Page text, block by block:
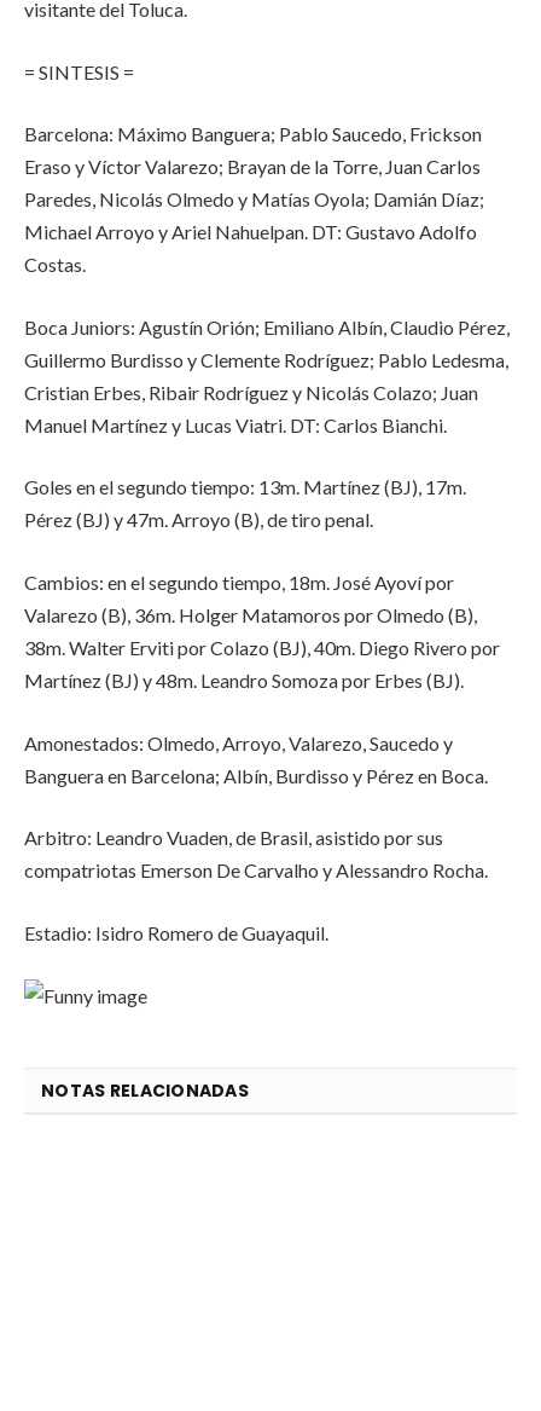
visitante del Toluca.
= SINTESIS =
Barcelona: Máximo Banguera; Pablo Saucedo, Frickson
Eraso y Víctor Valarezo; Brayan de la Torre, Juan Carlos
Paredes, Nicolás Olmedo y Matías Oyola; Damián Díaz;
Michael Arroyo y Ariel Nahuelpan. DT: Gustavo Adolfo
Costas.
Boca Juniors: Agustín Orión; Emiliano Albín, Claudio Pérez,
Guillermo Burdisso y Clemente Rodríguez; Pablo Ledesma,
Cristian Erbes, Ribair Rodríguez y Nicolás Colazo; Juan
Manuel Martínez y Lucas Viatri. DT: Carlos Bianchi.
Goles en el segundo tiempo: 13m. Martínez (BJ), 17m.
Pérez (BJ) y 47m. Arroyo (B), de tiro penal.
Cambios: en el segundo tiempo, 18m. José Ayoví por
Valarezo (B), 36m. Holger Matamoros por Olmedo (B),
38m. Walter Erviti por Colazo (BJ), 40m. Diego Rivero por
Martínez (BJ) y 48m. Leandro Somoza por Erbes (BJ).
Amonestados: Olmedo, Arroyo, Valarezo, Saucedo y
Banguera en Barcelona; Albín, Burdisso y Pérez en Boca.
Arbitro: Leandro Vuaden, de Brasil, asistido por sus
compatriotas Emerson De Carvalho y Alessandro Rocha.
Estadio: Isidro Romero de Guayaquil.
NOTAS RELACIONADAS